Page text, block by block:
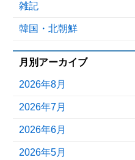
雑記
韓国・北朝鮮
月別アーカイブ
2026年8月
2026年7月
2026年6月
2026年5月